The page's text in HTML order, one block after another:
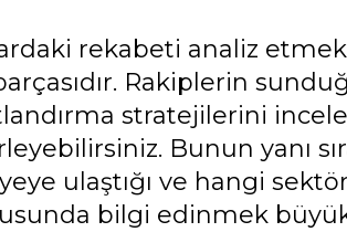
rekabeti analiz
Rakiplerin
stratejilerini
Bunun yanı
ulaştığı ve hangi
bilgi edinmek